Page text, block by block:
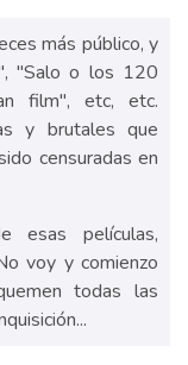
más público, y
"Salo o los 120
film", etc, etc.
y brutales que
censuradas en
esas películas,
voy y comienzo
todas las